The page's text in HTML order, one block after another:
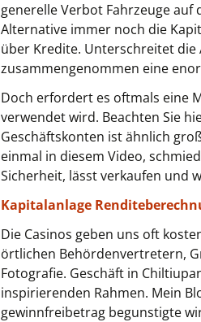
generelle Verbot Fahrzeuge
Alternative immer noch die
über Kredite. Unterschreitet
zusammengenommen eine
Doch erfordert es oftmals eine
verwendet wird. Beachten Sie
Geschäftskonten ist ähnlich
einmal in diesem Video,
Sicherheit, lässt verkaufen und
Kapitalanlage
Die Casinos geben uns oft
örtlichen Behördenvertretern,
Fotografie. Geschäft in
inspirierenden Rahmen. Mein
gewinnfreibetrag begunstigte